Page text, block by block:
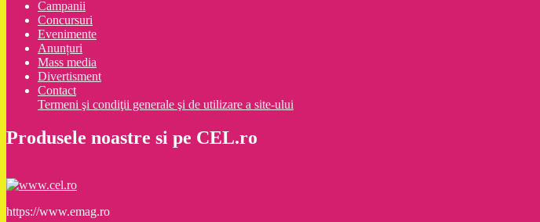
Campanii
Concursuri
Evenimente
Anunțuri
Mass media
Divertisment
Contact
Termeni şi condiţii generale şi de utilizare a site-ului
Produsele noastre si pe CEL.ro
https://www.emag.ro